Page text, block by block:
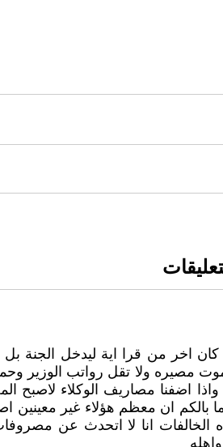
اخر من قرا اية ليدخل الجنة
مصيره ولا تقل رواتب الوزير
واذا اضفنا مصاريف الوكلاء
ان معظم هؤلاء غير معينين
الخالفات انا لا اتحدث عن